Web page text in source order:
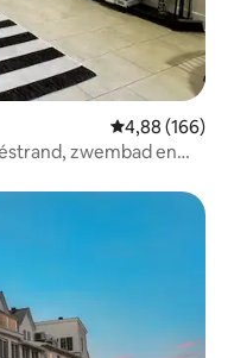
Gemiddelde
4,88 (166)
zwembad en